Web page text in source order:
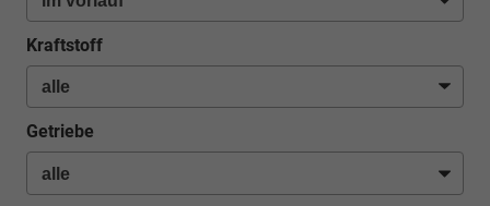
Kraftstoff
Getriebe